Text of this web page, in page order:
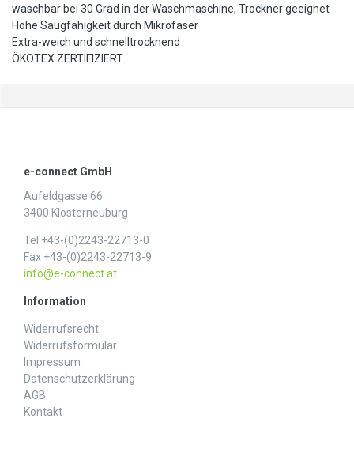
waschbar bei 30 Grad in der Waschmaschine, Trockner geeignet
Hohe Saugfähigkeit durch Mikrofaser
Extra-weich und schnelltrocknend
ÖKOTEX ZERTIFIZIERT
e-connect GmbH
Aufeldgasse 66
3400 Klosterneuburg
Tel +43-(0)2243-22713-0
Fax +43-(0)2243-22713-9
info@e-connect.at
Information
Widerrufs­recht
Widerrufs­formular
Impressum
Daten­schutz­erklärung
AGB
Kontakt